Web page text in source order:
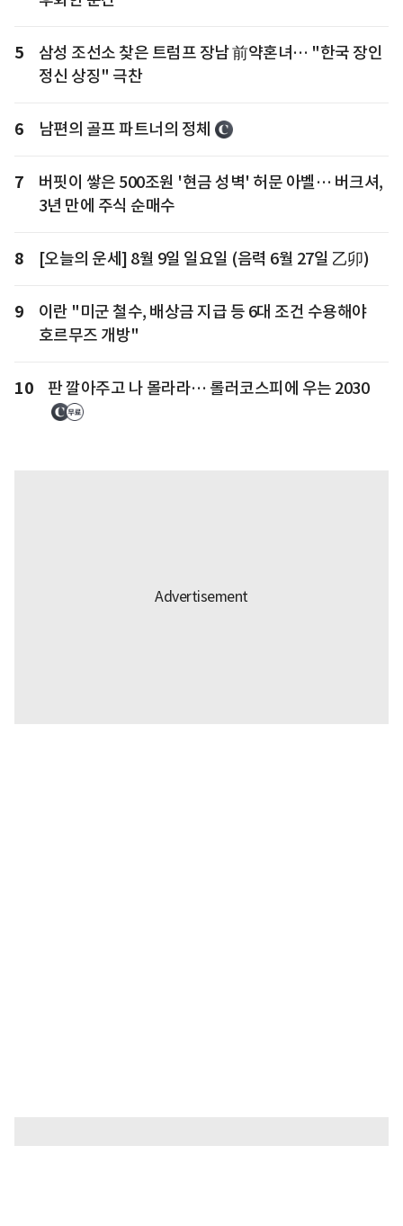
5
삼성 조선소 찾은 트럼프 장남 前약혼녀… "한국 장인
정신 상징" 극찬
6 남편의 골프 파트너의 정체
7
버핏이 쌓은 500조원 '현금 성벽' 허문 아벨… 버크셔,
3년 만에 주식 순매수
8 [오늘의 운세] 8월 9일 일요일 (음력 6월 27일 乙卯)
9
이란 "미군 철수, 배상금 지급 등 6대 조건 수용해야
호르무즈 개방"
10 판 깔아주고 나 몰라라… 롤러코스피에 우는 2030